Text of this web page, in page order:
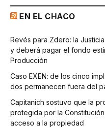
EN EL CHACO
Revés para Zdero: la
y deberá pagar el fondo
Producción
Caso EXEN: de los cinco
dos permanecen fuera del
Capitanich sostuvo que la
protegida por la
acceso a la propiedad